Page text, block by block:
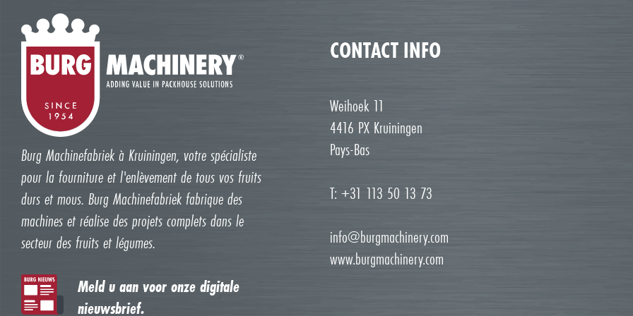
Burg Machinefabriek à Kruiningen, votre spécialiste
pour la fourniture et l'enlèvement de tous vos fruits
durs et mous. Burg Machinefabriek fabrique des
machines et réalise des projets complets dans le
secteur des fruits et légumes.
Meld u aan voor onze digitale
nieuwsbrief.
CONTACT INFO
Weihoek 11
4416 PX Kruiningen
Pays-Bas
T: +31 113 50 13 73
info@burgmachinery.com
www.burgmachinery.com